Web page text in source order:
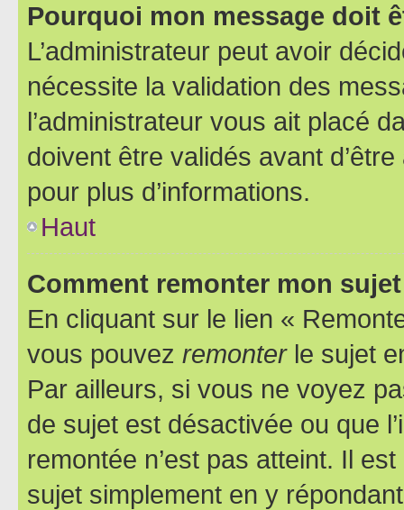
Pourquoi mon message doit
L’administrateur peut avoir
nécessite la validation des
l’administrateur vous ait placé
doivent être validés avant
pour plus d’informations.
Haut
Comment remonter mon
En cliquant sur le lien «
vous pouvez remonterle sujet
Par ailleurs, si vous ne voyez
de sujet est désactivée ou que
remontée n’est pas atteint. Il
sujet simplement en y